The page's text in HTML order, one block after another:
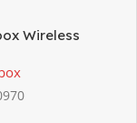
Wireless
S